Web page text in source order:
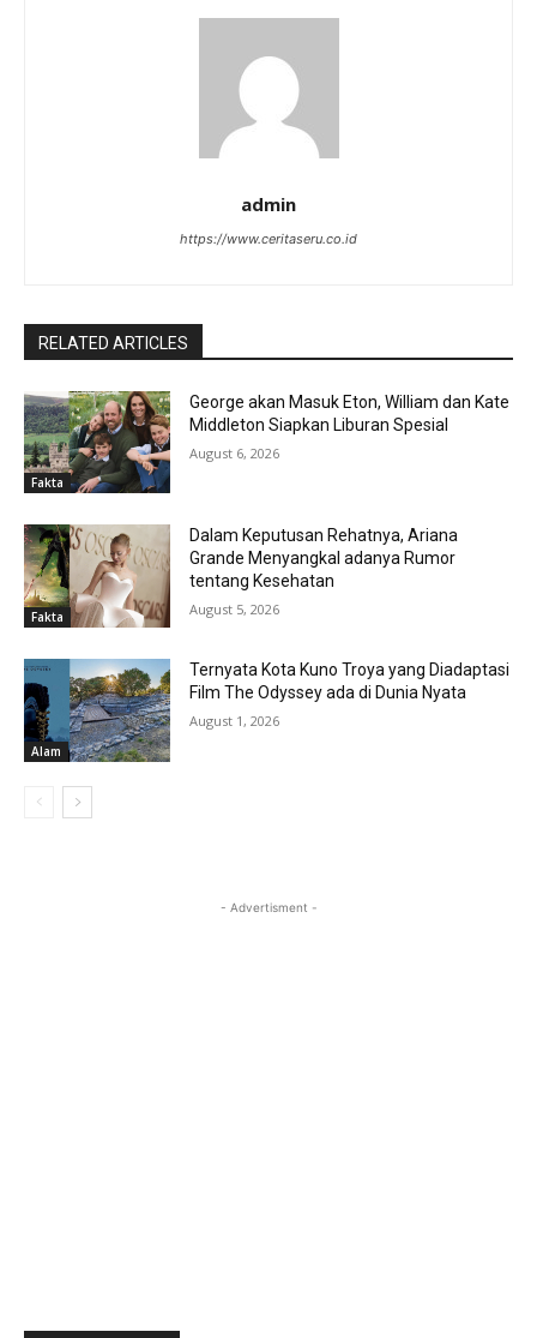
admin
https://www.ceritaseru.co.id
RELATED ARTICLES
Fakta
George akan Masuk Eton, William dan Kate
Middleton Siapkan Liburan Spesial
August 6, 2026
Fakta
Dalam Keputusan Rehatnya, Ariana
Grande Menyangkal adanya Rumor
tentang Kesehatan
August 5, 2026
Alam
Ternyata Kota Kuno Troya yang Diadaptasi
Film The Odyssey ada di Dunia Nyata
August 1, 2026
- Advertisment -